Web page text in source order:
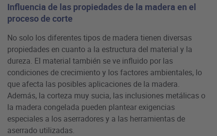
Influencia de las propiedades de la madera en el
proceso de corte
No solo los diferentes tipos de madera tienen diversas
propiedades en cuanto a la estructura del material y la
dureza. El material también se ve influido por las
condiciones de crecimiento y los factores ambientales, lo
que afecta las posibles aplicaciones de la madera.
Además, la corteza muy sucia, las inclusiones metálicas o
la madera congelada pueden plantear exigencias
especiales a los aserradores y a las herramientas de
aserrado utilizadas.